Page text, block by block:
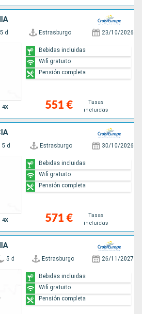
4X
5 d Estrasburgo 23/10/2026
551 €
Tasas
incluidas
Bebidas incluidas
Wifi gratuito
Pensión completa
4X
5 d Estrasburgo 30/10/2026
571 €
Tasas
incluidas
Bebidas incluidas
Wifi gratuito
Pensión completa
5 d Estrasburgo 26/11/2027
Bebidas incluidas
Wifi gratuito
Pensión completa